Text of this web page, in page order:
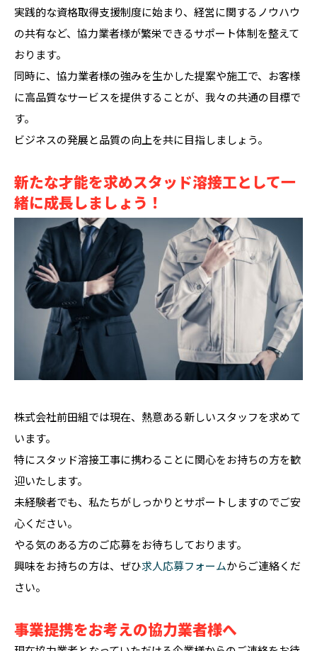
実践的な資格取得支援制度に始まり、経営に関するノウハウ
の共有など、協力業者様が繁栄できるサポート体制を整えて
おります。
同時に、協力業者様の強みを生かした提案や施工で、お客様
に高品質なサービスを提供することが、我々の共通の目標で
す。
ビジネスの発展と品質の向上を共に目指しましょう。
新たな才能を求めスタッド溶接工として一
緒に成長しましょう！
株式会社前田組では現在、熱意ある新しいスタッフを求めて
います。
特にスタッド溶接工事に携わることに関心をお持ちの方を歓
迎いたします。
未経験者でも、私たちがしっかりとサポートしますのでご安
心ください。
やる気のある方のご応募をお待ちしております。
興味をお持ちの方は、ぜひ求人応募フォームからご連絡くだ
さい。
事業提携をお考えの協力業者様へ